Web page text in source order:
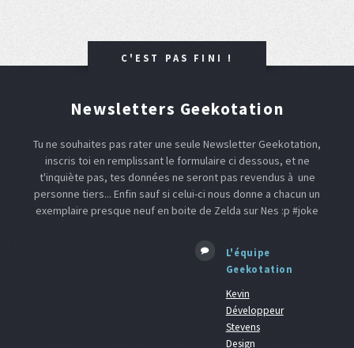
C'EST PAS FINI !
Newsletters Geekotation
Tu ne souhaites pas rater une seule Newsletter Geekotation,
inscris toi en remplissant le formulaire ci dessous, et ne
t'inquiète pas, tes données ne seront pas revendus à une
personne tiers... Enfin sauf si celui-ci nous donne a chacun un
exemplaire presque neuf en boite de Zelda sur Nes :p #joke
L'équipe
Geekotation
Kevin
Développeur
Stevens
Design